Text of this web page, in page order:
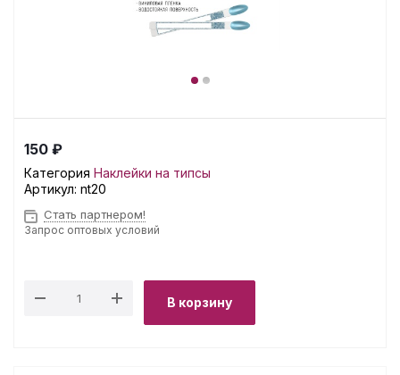
150 ₽
Категория Наклейки на типсы
Артикул: nt20
Стать партнером!
Запрос оптовых условий
В корзину